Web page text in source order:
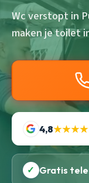
Wc verstopt in
maken je toilet
4,8
✓ Gratis